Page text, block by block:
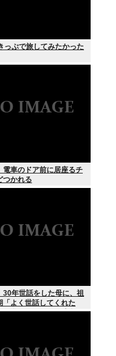
っぷで旅してみたかった
電車のドア前に居座るチ
つかれる
30年世話をした母に、祖
「よく世話してくれた
と嫌いだったのが残念だ